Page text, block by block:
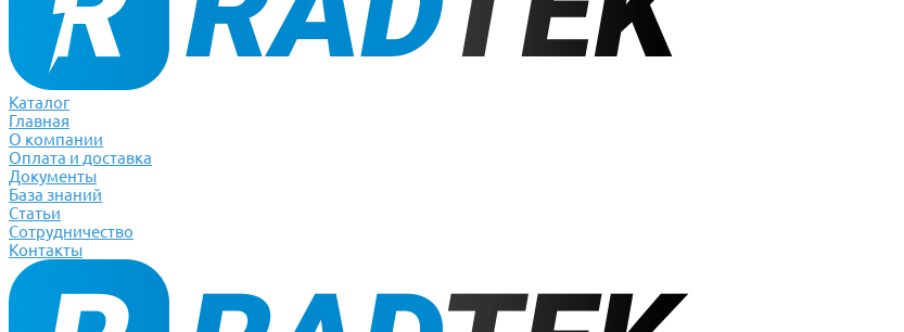
Каталог
Главная
О компании
Оплата и доставка
Документы
База знаний
Статьи
Сотрудничество
Контакты